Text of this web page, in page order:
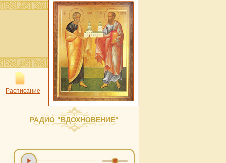
Расписание
РАДИО "ВДОХНОВЕНИЕ"